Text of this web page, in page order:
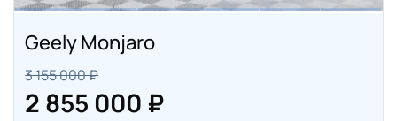
Geely Monjaro
3 155 000 ₽
2 855 000 ₽